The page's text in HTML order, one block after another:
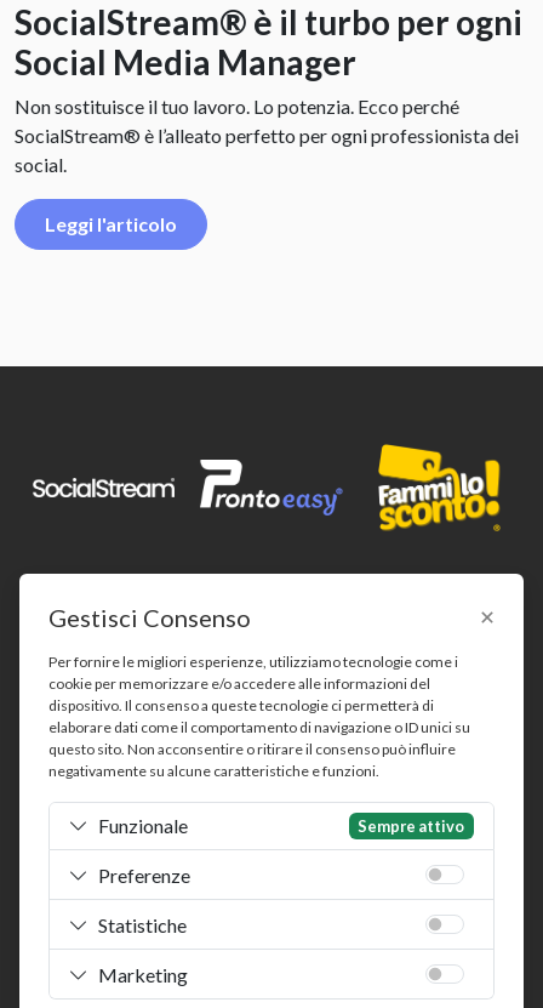
SocialStream® è il turbo per ogni
Social Media Manager
Non sostituisce il tuo lavoro. Lo potenzia. Ecco perché
SocialStream® è l’alleato perfetto per ogni professionista dei
social.
Leggi l'articolo
Widder Italia SRL a socio unico
Software House Italiana dal 2012 · Parte del Gruppo
Electromann
Via Ippodromo, 61 - 20151 Milano (MI) - P.IVA
IT03302080126
Capitale Sociale: € 10.000,00 i.v. - REA: MI-2632072 –
Seguici su
Marchi Registrati|Privacy Policy Cookie Policy|Termini e
© 2026Widder Italia SRL a socio unico
Gestisci Consenso
Per fornire le migliori esperienze, utilizziamo tecnologie come i
cookie per memorizzare e/o accedere alle informazioni del
dispositivo. Il consenso a queste tecnologie ci permetterà di
elaborare dati come il comportamento di navigazione o ID unici su
questo sito. Non acconsentire o ritirare il consenso può influire
negativamente su alcune caratteristiche e funzioni.
Funzionale Sempre attivo
Preferenze
Statistiche
Marketing